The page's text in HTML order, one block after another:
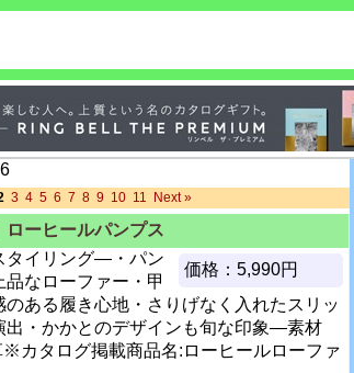
3 4 5 6 7 8 9 10 11 Next »
ローヒールパンプス
価格：5,990円
イリング―・パン
品なローファー・甲
のある履き心地・さりげなく入れたスリッ
出・かかとのデザインも旬な印象―素材
カタログ掲載商品名:ローヒールローファ